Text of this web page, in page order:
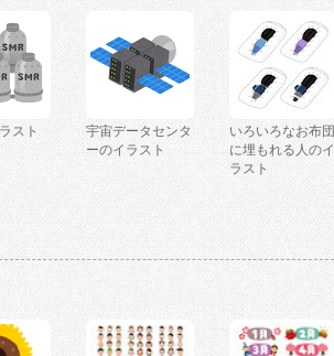
スト
宇宙データセンタ
ーのイラスト
いろいろなお布団
に埋もれる人のイ
ラスト